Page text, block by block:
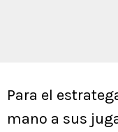
Para el
mano a sus